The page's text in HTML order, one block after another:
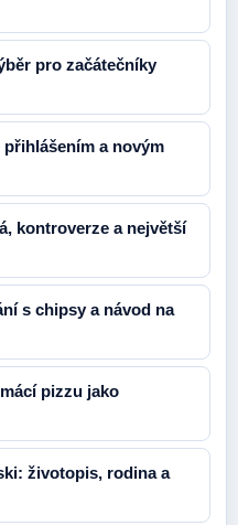
pro začátečníky
a novým
kontroverze a největší
s chipsy a návod na
pizzu jako
životopis, rodina a